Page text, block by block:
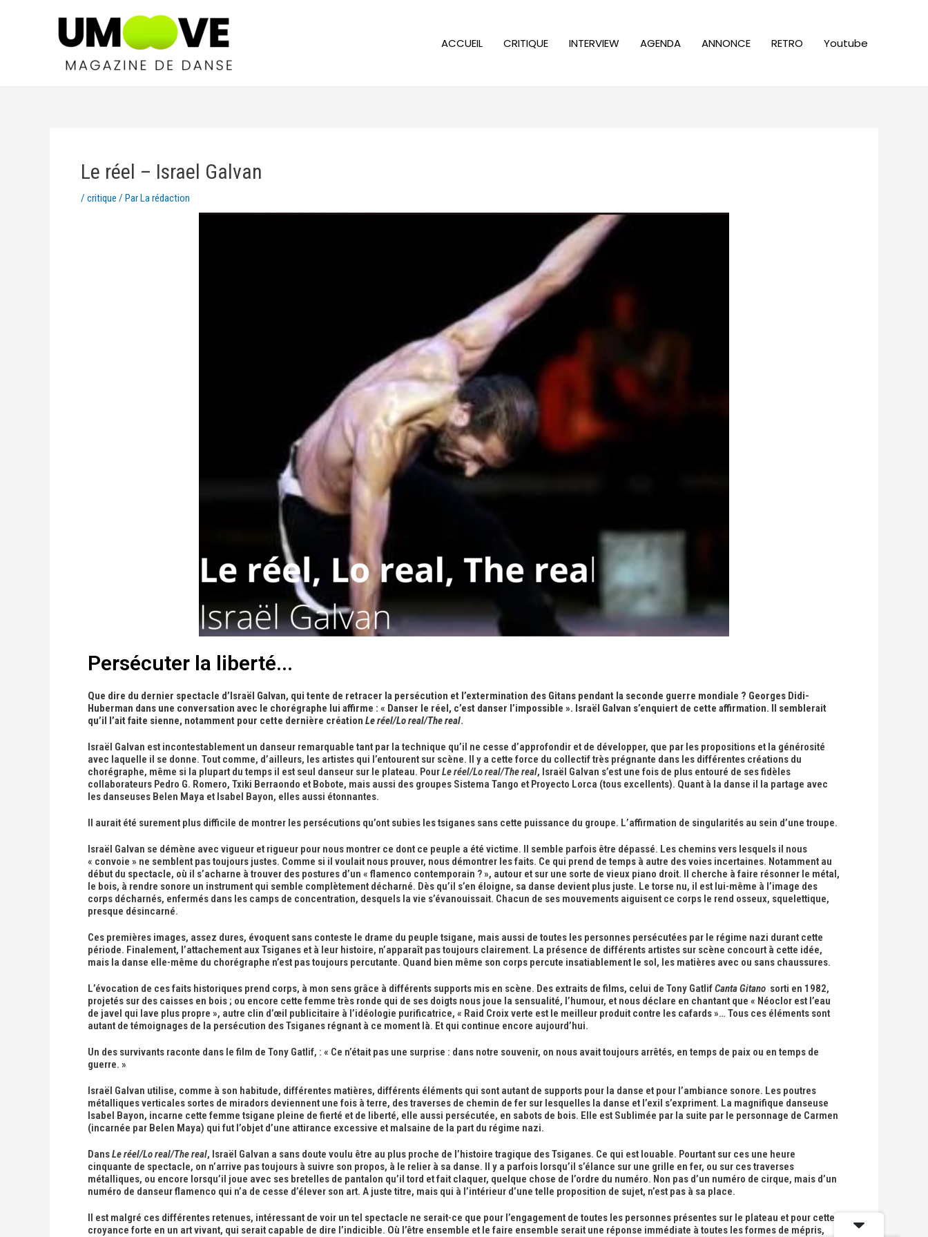
ACCUEIL CRITIQUE INTERVIEW AGENDA ANNONCE RETRO Youtube
Le réel – Israel Galvan
/ critique / ParLa rédaction
Persécuter la liberté...
Que dire du dernier spectacle d’Israël Galvan, qui tente de retracer la persécution et l’extermination des Gitans pendant la seconde guerre mondiale ? Georges Didi-
Huberman dans une conversation avec le chorégraphe lui affirme : « Danser le réel, c’est danser l’impossible ». Israël Galvan s’enquiert de cette affirmation. Il semblerait
qu’il l’ait faite sienne, notamment pour cette dernière création Le réel/Lo real/The real.
Israël Galvan est incontestablement un danseur remarquable tant par la technique qu’il ne cesse d’approfondir et de développer, que par les propositions et la générosité
avec laquelle il se donne. Tout comme, d’ailleurs, les artistes qui l’entourent sur scène. Il y a cette force du collectif très prégnante dans les différentes créations du
chorégraphe, même si la plupart du temps il est seul danseur sur le plateau. PourLe réel/Lo real/The real, Israël Galvan s’est une fois de plus entouré de ses fidèles
collaborateurs Pedro G. Romero, Txiki Berraondo et Bobote, mais aussi des groupes Sistema Tango et Proyecto Lorca (tous excellents). Quant à la danse il la partage avec
les danseuses Belen Maya et Isabel Bayon, elles aussi étonnantes.
Il aurait été surement plus difficile de montrer les persécutions qu’ont subies les tsiganes sans cette puissance du groupe. L’affirmation de singularités au sein d’une troupe.
Israël Galvan se démène avec vigueur et rigueur pour nous montrer ce dont ce peuple a été victime. Il semble parfois être dépassé. Les chemins vers lesquels il nous
« convoie » ne semblent pas toujours justes. Comme si il voulait nous prouver, nous démontrer les faits. Ce qui prend de temps à autre des voies incertaines. Notamment au
début du spectacle, où il s’acharne à trouver des postures d’un « flamenco contemporain ? », autour et sur une sorte de vieux piano droit. Il cherche à faire résonner le métal,
le bois, à rendre sonore un instrument qui semble complètement décharné. Dès qu’il s’en éloigne, sa danse devient plus juste. Le torse nu, il est lui-même à l’image des
corps décharnés, enfermés dans les camps de concentration, desquels la vie s’évanouissait. Chacun de ses mouvements aiguisent ce corps le rend osseux, squelettique,
presque désincarné.
Ces premières images, assez dures, évoquent sans conteste le drame du peuple tsigane, mais aussi de toutes les personnes persécutées par le régime nazi durant cette
période. Finalement, l’attachement aux Tsiganes et à leur histoire, n’apparaît pas toujours clairement. La présence de différents artistes sur scène concourt à cette idée,
mais la danse elle-même du chorégraphe n’est pas toujours percutante. Quand bien même son corps percute insatiablement le sol, les matières avec ou sans chaussures.
L’évocation de ces faits historiques prend corps, à mon sens grâce à différents supports mis en scène. Des extraits de films, celui de Tony GatlifCanta Gitano sorti en 1982,
projetés sur des caisses en bois ; ou encore cette femme très ronde qui de ses doigts nous joue la sensualité, l’humour, et nous déclare en chantant que « Néoclor est l’eau
de javel qui lave plus propre », autre clin d’œil publicitaire à l’idéologie purificatrice, « Raid Croix verte est le meilleur produit contre les cafards »… Tous ces éléments sont
autant de témoignages de la persécution des Tsiganes régnant à ce moment là. Et qui continue encore aujourd’hui.
Un des survivants raconte dans le film de Tony Gatlif, : « Ce n’était pas une surprise : dans notre souvenir, on nous avait toujours arrêtés, en temps de paix ou en temps de
guerre. »
Israël Galvan utilise, comme à son habitude, différentes matières, différents éléments qui sont autant de supports pour la danse et pour l’ambiance sonore. Les poutres
métalliques verticales sortes de miradors deviennent une fois à terre, des traverses de chemin de fer sur lesquelles la danse et l’exil s’expriment. La magnifique danseuse
Isabel Bayon, incarne cette femme tsigane pleine de fierté et de liberté, elle aussi persécutée, en sabots de bois. Elle est Sublimée par la suite par le personnage de Carmen
(incarnée par Belen Maya) qui fut l’objet d’une attirance excessive et malsaine de la part du régime nazi.
DansLe réel/Lo real/The real, Israël Galvan a sans doute voulu être au plus proche de l’histoire tragique des Tsiganes. Ce qui est louable. Pourtant sur ces une heure
cinquante de spectacle, on n’arrive pas toujours à suivre son propos, à le relier à sa danse. Il y a parfois lorsqu’il s’élance sur une grille en fer, ou sur ces traverses
métalliques, ou encore lorsqu’il joue avec ses bretelles de pantalon qu’il tord et fait claquer, quelque chose de l’ordre du numéro. Non pas d’un numéro de cirque, mais d’un
numéro de danseur flamenco qui n’a de cesse d’élever son art. A juste titre, mais qui à l’intérieur d’une telle proposition de sujet, n’est pas à sa place.
Il est malgré ces différentes retenues, intéressant de voir un tel spectacle ne serait-ce que pour l’engagement de toutes les personnes présentes sur le plateau et pour cette
croyance forte en un art vivant, qui serait capable de dire l’indicible. Où l’être ensemble et le faire ensemble serait une réponse immédiate à toutes les formes de mépris,